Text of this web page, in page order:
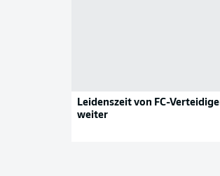
Leidenszeit von FC-
weiter